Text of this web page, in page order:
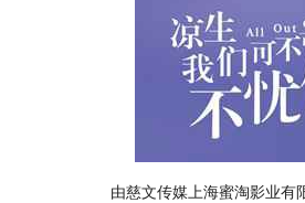
由慈文传媒上海蜜淘影业有限